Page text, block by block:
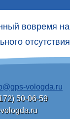
вовремя
vologda.ru
50-06-59